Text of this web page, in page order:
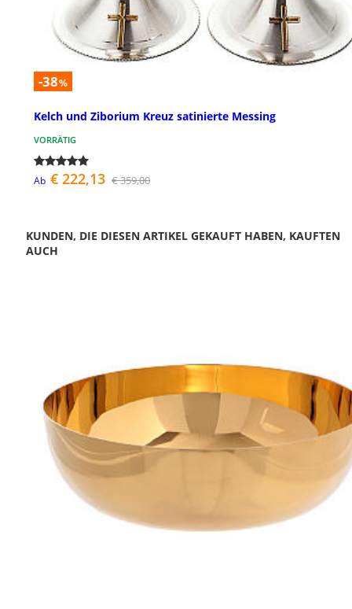
-38%
Kelch und Ziborium Kreuz satinierte Messing
VORRÄTIG
Ab € 222,13 € 359,00
KUNDEN, DIE DIESEN ARTIKEL GEKAUFT HABEN, KAUFTEN
AUCH